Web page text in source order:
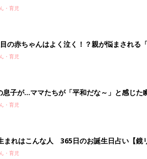
< 1 2 3 4